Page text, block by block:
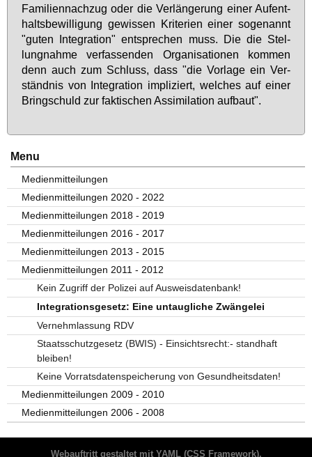
Fa­mi­li­en­nach­zug oder die Ver­län­ge­rung ei­ner Auf­ent­
halts­be­wil­li­gung ge­wis­sen Kri­te­ri­en ei­ner so­ge­nannt
"gu­ten In­te­gra­ti­on" ent­spre­chen muss. Die die Stel­
lung­nah­me ver­fas­sen­den Or­ga­ni­sa­tio­nen kom­men
denn auch zum Schluss, dass "die Vor­la­ge ein Ver­
ständ­nis von In­te­gra­ti­on im­pli­ziert, wel­ches auf ei­ner
Bring­schuld zur fak­ti­schen As­si­mi­la­ti­on auf­baut".
Menu
Medienmitteilungen
Medienmitteilungen 2020 - 2022
Medienmitteilungen 2018 - 2019
Medienmitteilungen 2016 - 2017
Medienmitteilungen 2013 - 2015
Medienmitteilungen 2011 - 2012
Kein Zugriff der Polizei auf Ausweisdatenbank!
Integrationsgesetz: Eine untaugliche Zwängelei
Vernehmlassung RDV
Staatsschutzgesetz (BWIS) - Einsichtsrecht:- standhaft
bleiben!
Keine Vorratsdatenspeicherung von Gesundheitsdaten!
Medienmitteilungen 2009 - 2010
Medienmitteilungen 2006 - 2008
Webauftritt gestaltet mit YAML(CSS Framework),